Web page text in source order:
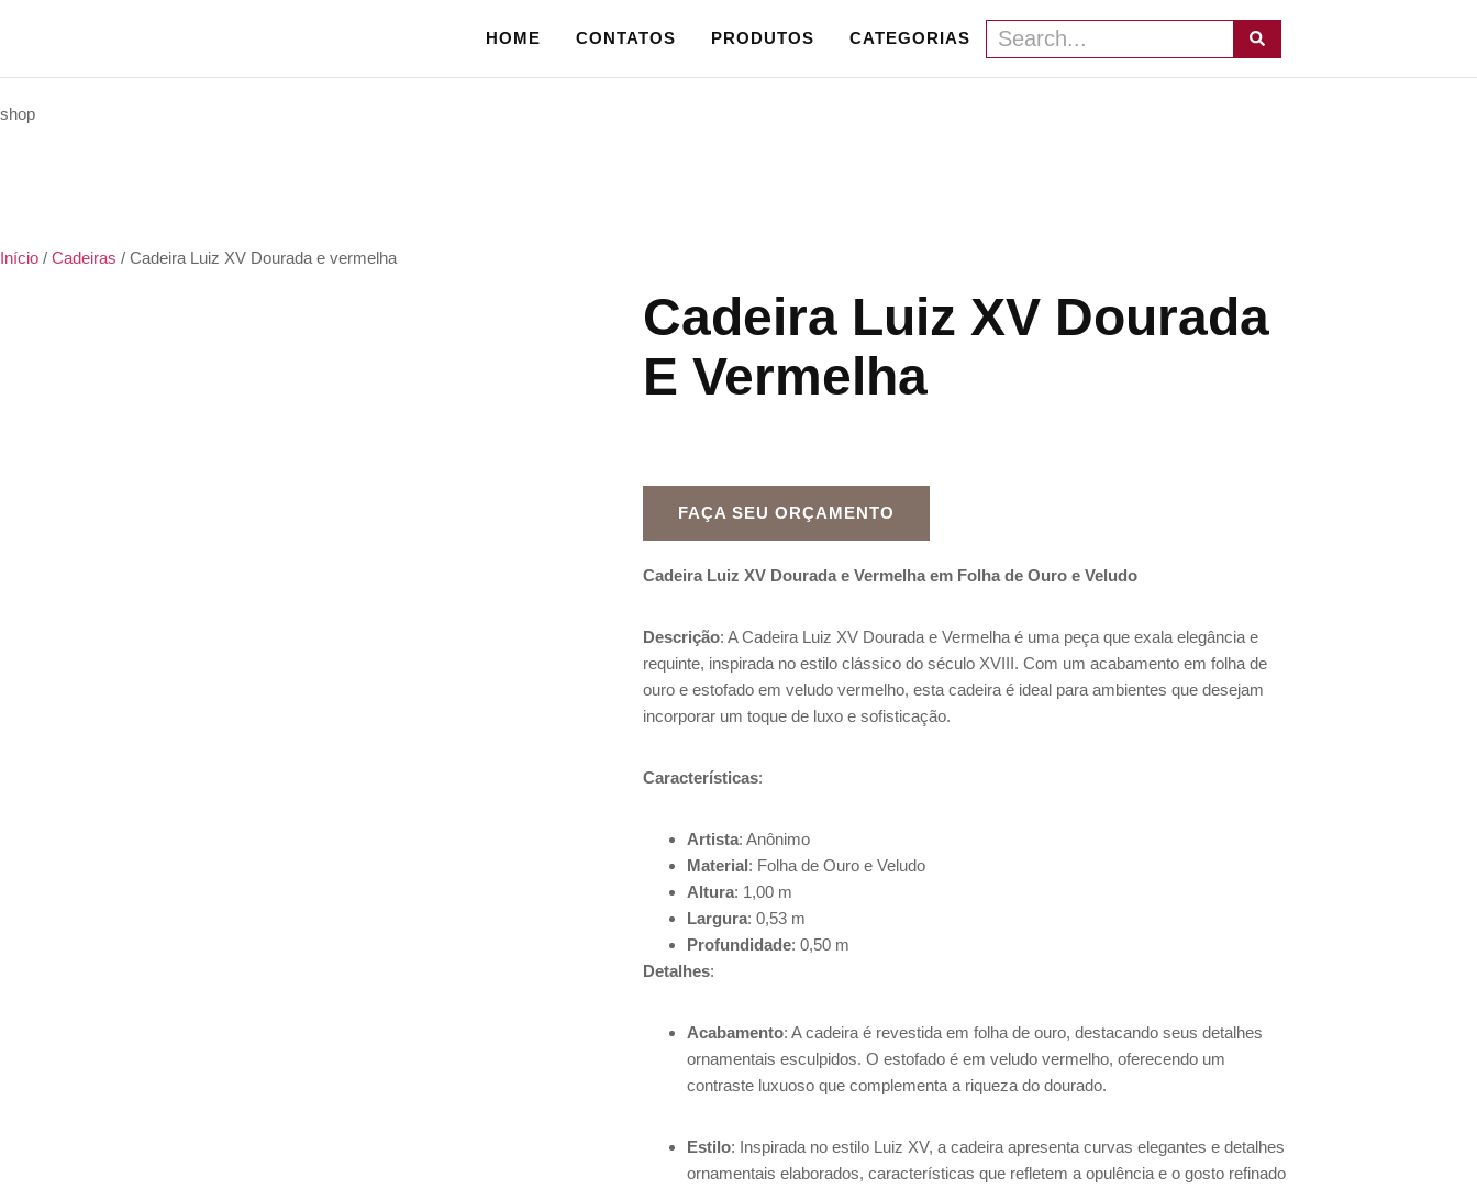
HOME CONTATOS PRODUTOS CATEGORIAS
shop
Início / Cadeiras / Cadeira Luiz XV Dourada e vermelha
Cadeira Luiz XV Dourada
E Vermelha
FAÇA SEU ORÇAMENTO
Cadeira Luiz XV Dourada e Vermelha em Folha de Ouro e Veludo
Descrição: A Cadeira Luiz XV Dourada e Vermelha é uma peça que exala elegância e
requinte, inspirada no estilo clássico do século XVIII. Com um acabamento em folha de
ouro e estofado em veludo vermelho, esta cadeira é ideal para ambientes que desejam
incorporar um toque de luxo e sofisticação.
Características:
Artista: Anônimo
Material: Folha de Ouro e Veludo
Altura: 1,00 m
Largura: 0,53 m
Profundidade: 0,50 m
Detalhes:
Acabamento: A cadeira é revestida em folha de ouro, destacando seus detalhes
ornamentais esculpidos. O estofado é em veludo vermelho, oferecendo um
contraste luxuoso que complementa a riqueza do dourado.
Estilo: Inspirada no estilo Luiz XV, a cadeira apresenta curvas elegantes e detalhes
ornamentais elaborados, características que refletem a opulência e o gosto refinado